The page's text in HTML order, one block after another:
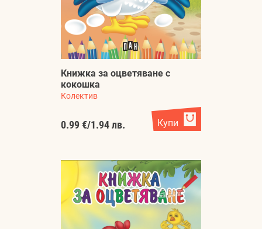
Книжка за оцветяване с
кокошка
Колектив
0.99 €/1.94 лв. Купи